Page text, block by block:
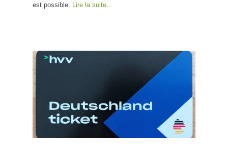
est possible. Lire la suite…